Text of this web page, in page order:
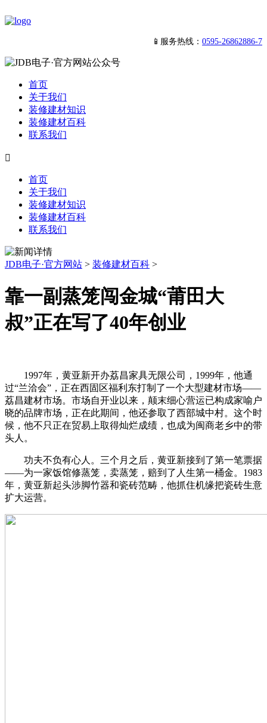
📱服务热线： 0595-26862886-7
首页
关于我们
装修建材知识
装修建材百科
联系我们

首页
关于我们
装修建材知识
装修建材百科
联系我们
JDB电子·官方网站 > 装修建材百科 >
靠一副蒸笼闯金城“莆田大
叔”正在写了40年创业
1997年，黄亚新开办荔昌家具无限公司，1999年，他通
过“兰洽会”，正在西固区福利东打制了一个大型建材市场——
荔昌建材市场。市场自开业以来，颠末细心营运已构成家喻户
晓的品牌市场，正在此期间，他还参取了西部城中村。这个时
候，他不只正在贸易上取得灿烂成绩，也成为闽商老乡中的带
头人。
功夫不负有心人。三个月之后，黄亚新接到了第一笔票据
——为一家饭馆修蒸笼，卖蒸笼，赔到了人生第一桶金。1983
年，黄亚新起头涉脚竹器和瓷砖范畴，他抓住机缘把瓷砖生意
扩大运营。